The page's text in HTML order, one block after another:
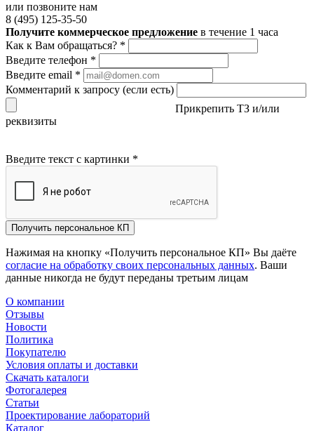
или позвоните нам
8 (495) 125-35-50
Получите коммерческое предложение в течение 1 часа
Как к Вам обращаться? *
Введите телефон *
Введите email *
Комментарий к запросу (если есть)
Прикрепить ТЗ и/или
реквизиты
Введите текст с картинки *
Получить персональное КП
Нажимая на кнопку «Получить персональное КП» Вы даёте
согласие на обработку своих персональных данных. Ваши
данные никогда не будут переданы третьим лицам
О компании
Отзывы
Новости
Политика
Покупателю
Условия оплаты и доставки
Скачать каталоги
Фотогалерея
Статьи
Проектирование лабораторий
Каталог